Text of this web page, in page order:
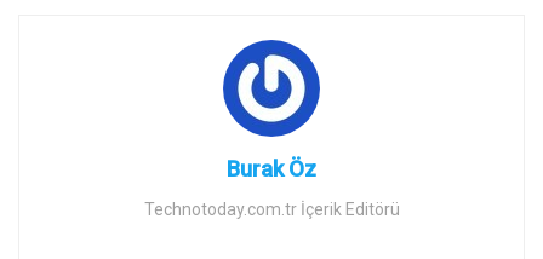
Burak Öz
Technotoday.com.tr İçerik Editörü